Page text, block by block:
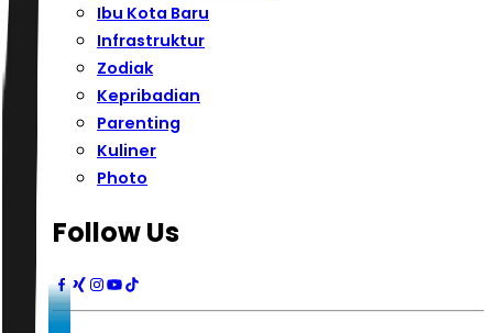
Ibu Kota Baru
Infrastruktur
Zodiak
Kepribadian
Parenting
Kuliner
Photo
Follow Us